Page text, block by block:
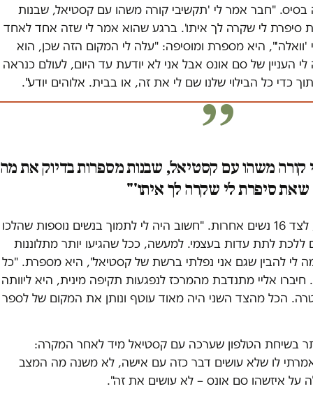
"חבר אמר לי 'תקשיבי קורה משהו עם קסטיאל, שבנות
סיפרת לי שקרה לך איתו'. ברגע שהוא אמר לי שזה אחד לאחד
'וואלה'", היא מספרת ומוסיפה: "עלה לי המקום הזה שכן, הוא
העניין של סם אונס אבל אני לא יודעת עד היום, לעולם כנראה
כדי כל הבילוי שלנו שם לי את זה, או בבית. אלוהים יודע".
משהו עם קסטיאל, שבנות מספרות בדיוק את מה
שאת סיפרת לי שקרה לך איתו'"
ת' הגישה תלונה במשטרה, לצד 16 נשים אחרות. "חשוב היה לי לתמוך בנשים נוספות שהלכו
ללכת לתת עדות בעצמי. למעשה, ככל שהגיעו יותר מתלוננות
לי להבין שגם אני נפלתי ברשת של קסטיאל", היא מספרת. "כל
חיברו אליי מתנדבת מהמרכז לנפגעות תקיפה מינית, היא ליוותה
הכל מהצד השני היה מאוד עוטף ונותן את המקום של לספר
בשיחת הטלפון שערכה עם קסטיאל מיד לאחר המקרה:
לו שלא עושים דבר כזה עם אישה, לא משנה מה המצב
על איזשהו סם אונס – לא עושים את זה".